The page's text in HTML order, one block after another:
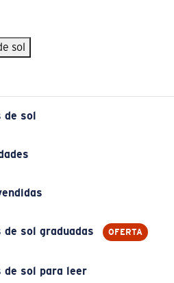
sol
de sol
de sol graduadas OFERTA
de sol para leer